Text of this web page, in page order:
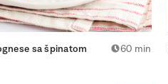
sa špinatom 60 min